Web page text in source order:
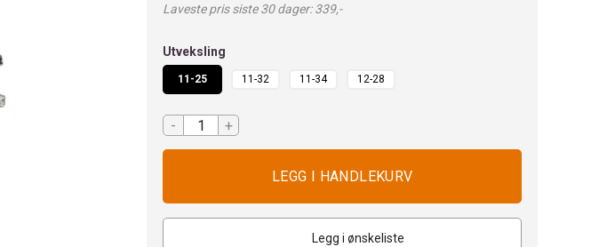
Laveste pris siste 30 dager: 339,-
Utveksling
11-25 11-32 11-34 12-28
- +
Legg i ønskeliste